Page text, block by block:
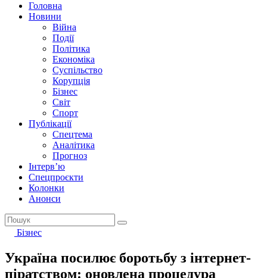
Головна
Новини
Війна
Події
Політика
Економіка
Суспільство
Корупція
Бізнес
Світ
Спорт
Публікації
Спецтема
Аналітика
Прогноз
Інтерв’ю
Спецпроєкти
Колонки
Анонси
Бізнес
Україна посилює боротьбу з інтернет-
піратством: оновлена процедура